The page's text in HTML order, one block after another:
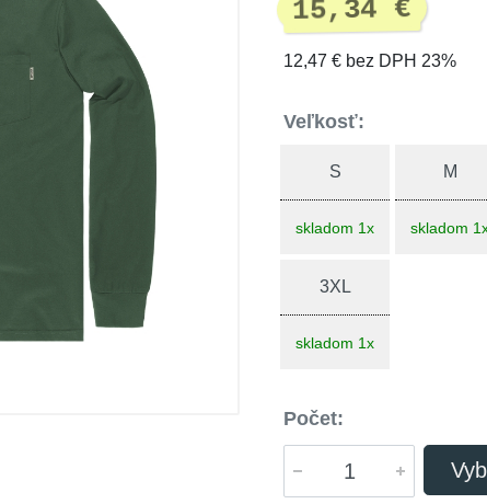
15,34 €
12,47 € bez DPH 23%
Veľkosť:
S
skladom 1x
M
skladom
3XL
skladom 1x
Počet: